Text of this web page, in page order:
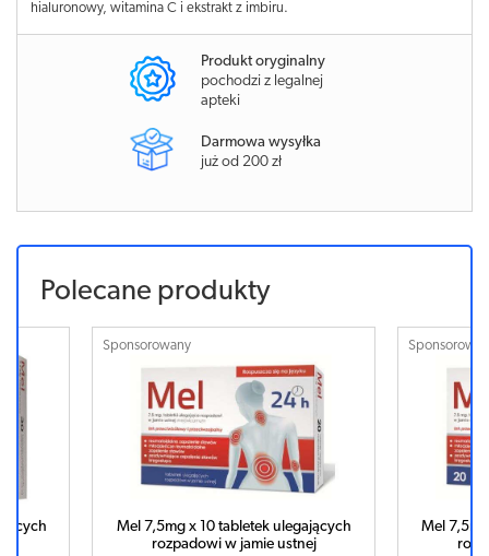
hialuronowy, witamina C i ekstrakt z imbiru.
Produkt oryginalny
pochodzi z legalnej
apteki
Darmowa wysyłka
już od 200 zł
Polecane produkty
Sponsorowany
Mel 7,5mg x 10 tabletek ulegających
rozpadowi w jamie ustnej
Mel